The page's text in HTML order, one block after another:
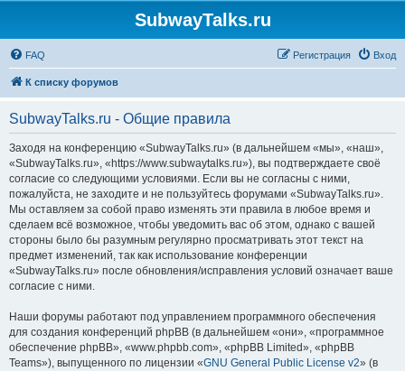
SubwayTalks.ru
FAQ Вход
Регистрация
К списку форумов
SubwayTalks.ru - Общие правила
Заходя на конференцию «SubwayTalks.ru» (в дальнейшем «мы», «наш»,
«SubwayTalks.ru», «https://www.subwaytalks.ru»), вы подтверждаете своё
согласие со следующими условиями. Если вы не согласны с ними,
пожалуйста, не заходите и не пользуйтесь форумами «SubwayTalks.ru».
Мы оставляем за собой право изменять эти правила в любое время и
сделаем всё возможное, чтобы уведомить вас об этом, однако с вашей
стороны было бы разумным регулярно просматривать этот текст на
предмет изменений, так как использование конференции
«SubwayTalks.ru» после обновления/исправления условий означает ваше
согласие с ними.
Наши форумы работают под управлением программного обеспечения
для создания конференций phpBB (в дальнейшем «они», «программное
обеспечение phpBB», «www.phpbb.com», «phpBB Limited», «phpBB
Teams»), выпущенного по лицензии «GNU General Public License v2» (в